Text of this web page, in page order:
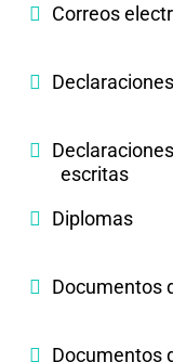
Correos
Declaraciones
Declaraciones
escritas
Diplomas
Documentos
Documentos